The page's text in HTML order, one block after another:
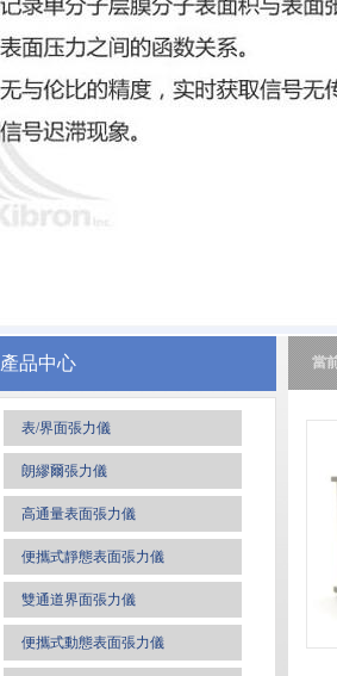
產品中心
表/界面張力儀
朗繆爾張力儀
高通量表面張力儀
便攜式靜態表面張力儀
雙通道界面張力儀
便攜式動態表面張力儀
當